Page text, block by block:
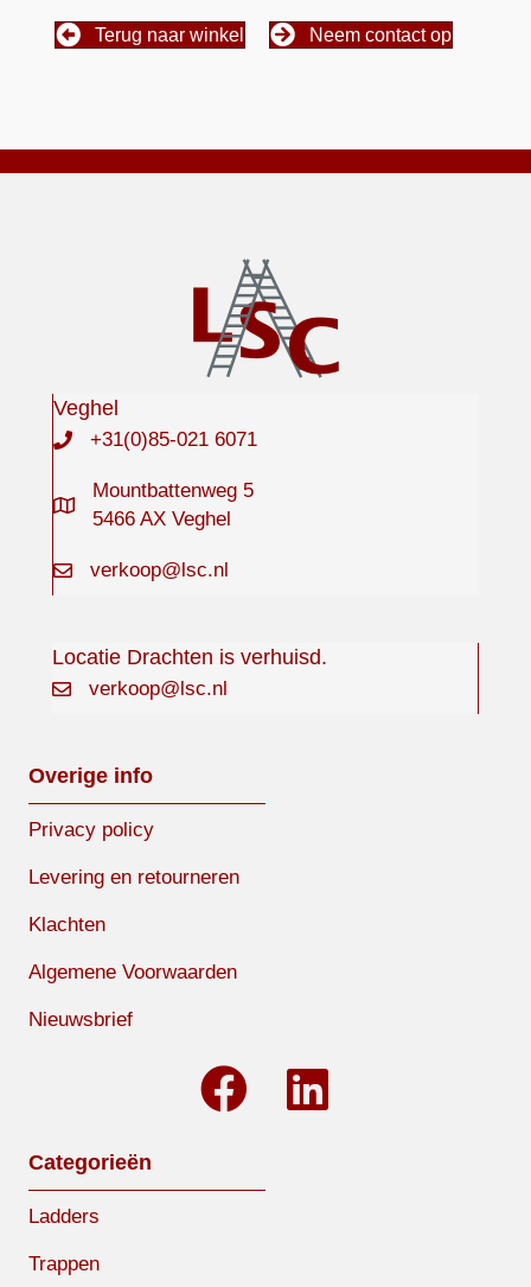
Terug naar winkel Neem contact op
Veghel
+31(0)85-021 6071
Mountbattenweg 5
5466 AX Veghel
verkoop@lsc.nl
Locatie Drachten is verhuisd.
verkoop@lsc.nl
Overige info
Privacy policy
Levering en retourneren
Klachten
Algemene Voorwaarden
Nieuwsbrief
Categorieën
Ladders
Trappen